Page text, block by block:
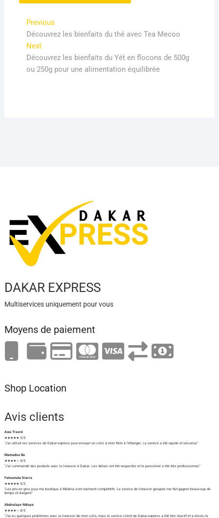
Navigation
de
l’article
PreviousPrevious
post:
Découvrez les bienfaits du thé avec Tea Mecoo
NextNext
post:
Découvrez les bienfaits du Yét en flocons de 500g
ou 250g pour une alimentation équilibrée
DAKAR EXPRESS
Multiservices uniquement pour vous
Moyens de paiement
Shop Location
Avis clients
Awa Traoré
★★★★★ 5/5
"J'ai utilisé les services de Dakar.express pour envoyer un colis à mon frère à l'étranger. Le service a été rapide et sécurisé."
Mamadou Ba
★★★★☆ 4/5
"J'ai commandé des produits avec la livraison à Dakar. Les délais ont été respectés et le personnel a été très professionnel."
Fatoumata Diarra
★★★★★ 5/5
"Les prix en gros pour ma boutique à Médina sont vraiment compétitifs. Le service de livraison groupée me fait gagner beaucoup de
temps et d'argent."
Abdoulaye Ndiaye
★★★★☆ 4/5
"J'ai eu quelques problèmes avec la livraison de mon colis, mais le service client de Dakar.express a été très réactif et a résolu le